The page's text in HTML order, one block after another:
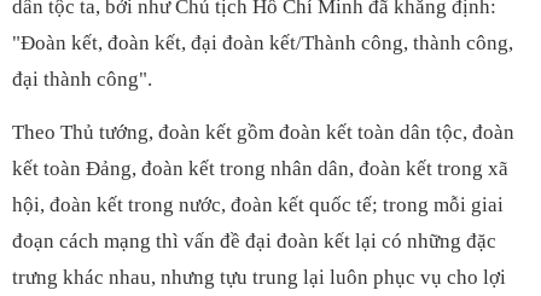
dân tộc ta, bởi như Chủ tịch Hồ Chí Minh đã khẳng định:
"Đoàn kết, đoàn kết, đại đoàn kết/Thành công, thành công,
đại thành công".
Theo Thủ tướng, đoàn kết gồm đoàn kết toàn dân tộc, đoàn
kết toàn Đảng, đoàn kết trong nhân dân, đoàn kết trong xã
hội, đoàn kết trong nước, đoàn kết quốc tế; trong mỗi giai
đoạn cách mạng thì vấn đề đại đoàn kết lại có những đặc
trưng khác nhau, nhưng tựu trung lại luôn phục vụ cho lợi